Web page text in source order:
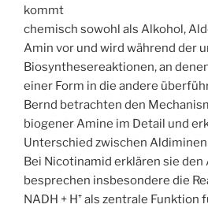
kommt
chemisch sowohl als Alkohol,
Amin vor und wird während der
Biosynthesereaktionen, an
einer Form in die andere
Bernd betrachten den
biogener Amine im Detail und
Unterschied zwischen
Bei Nicotinamid erklären sie den
besprechen insbesondere die
NADH + H⁺ als zentrale Funktion